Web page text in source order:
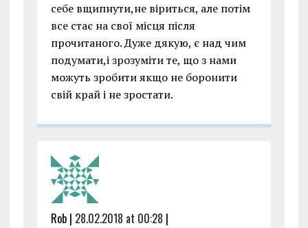
себе вщипнути,не віриться, але потім
все стає на свої місця після
прочитаного. Дуже дякую, є над чим
подумати,і зрозуміти те, що з нами
можуть зробити якщо не боронити
свій край і не зростати.
Rob | 28.02.2018 at 00:28 |